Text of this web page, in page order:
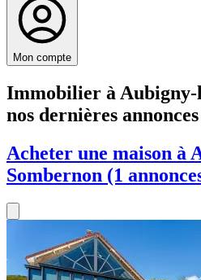
Mon compte
Immobilier à Aubigny-
nos dernières annonces
Acheter une maison à
Sombernon (1